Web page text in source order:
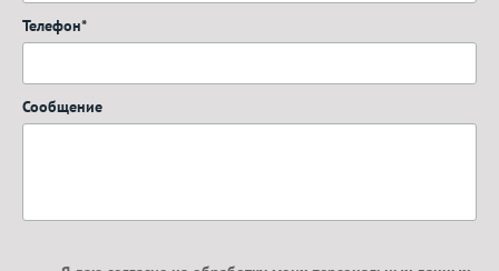
Телефон*
Сообщение